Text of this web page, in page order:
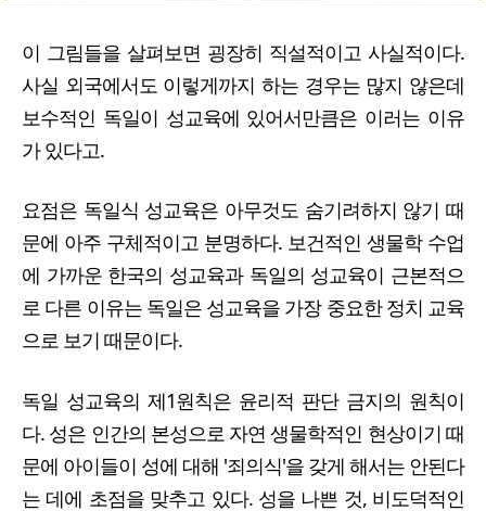
이 그림들을 살펴보면 굉장히 직설적이고 사실적이다.
사실 외국에서도 이렇게까지 하는 경우는 많지 않은데
보수적인 독일이 성교육에 있어서만큼은 이러는 이유
가 있다고.
요점은 독일식 성교육은 아무것도 숨기려하지 않기 때
문에 아주 구체적이고 분명하다. 보건적인 생물학 수업
에 가까운 한국의 성교육과 독일의 성교육이 근본적으
로 다른 이유는 독일은 성교육을 가장 중요한 정치 교육
으로 보기 때문이다.
독일 성교육의 제1원칙은 윤리적 판단 금지의 원칙이
다. 성은 인간의 본성으로 자연 생물학적인 현상이기 때
문에 아이들이 성에 대해 '죄의식'을 갖게 해서는 안된다
는 데에 초점을 맞추고 있다. 성을 나쁜 것, 비도덕적인